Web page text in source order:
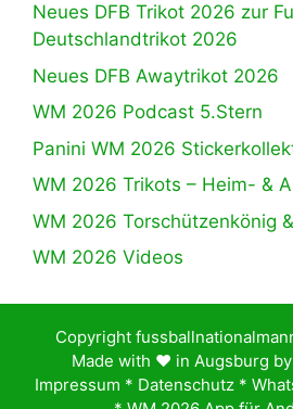
Neues DFB Trikot 2026 zur
Deutschlandtrikot 2026
Neues DFB Awaytrikot 2026
WM 2026 Podcast 5.Stern
Panini WM 2026
WM 2026 Trikots – Heim- &
WM 2026 Torschützenkönig
WM 2026 Videos
Copyright
Made with ♥️ in Augsburg by
Impressum * Datenschutz *